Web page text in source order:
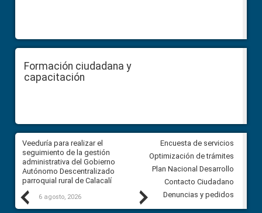
Formación ciudadana y
capacitación
Previous
Veeduría para realizar el
seguimiento de la gestión
administrativa del Gobierno
Autónomo Descentralizado
parroquial rural de Calacalí
6 agosto, 2026
Veeduría para vigilar los
derivados de la Audiencia
comunidad Urbina, parroquia
Carolina
5 agosto, 2026
Next
Encuesta de servicios
Optimización de trámites
Plan Nacional Desarrollo
Contacto Ciudadano
Denuncias y pedidos